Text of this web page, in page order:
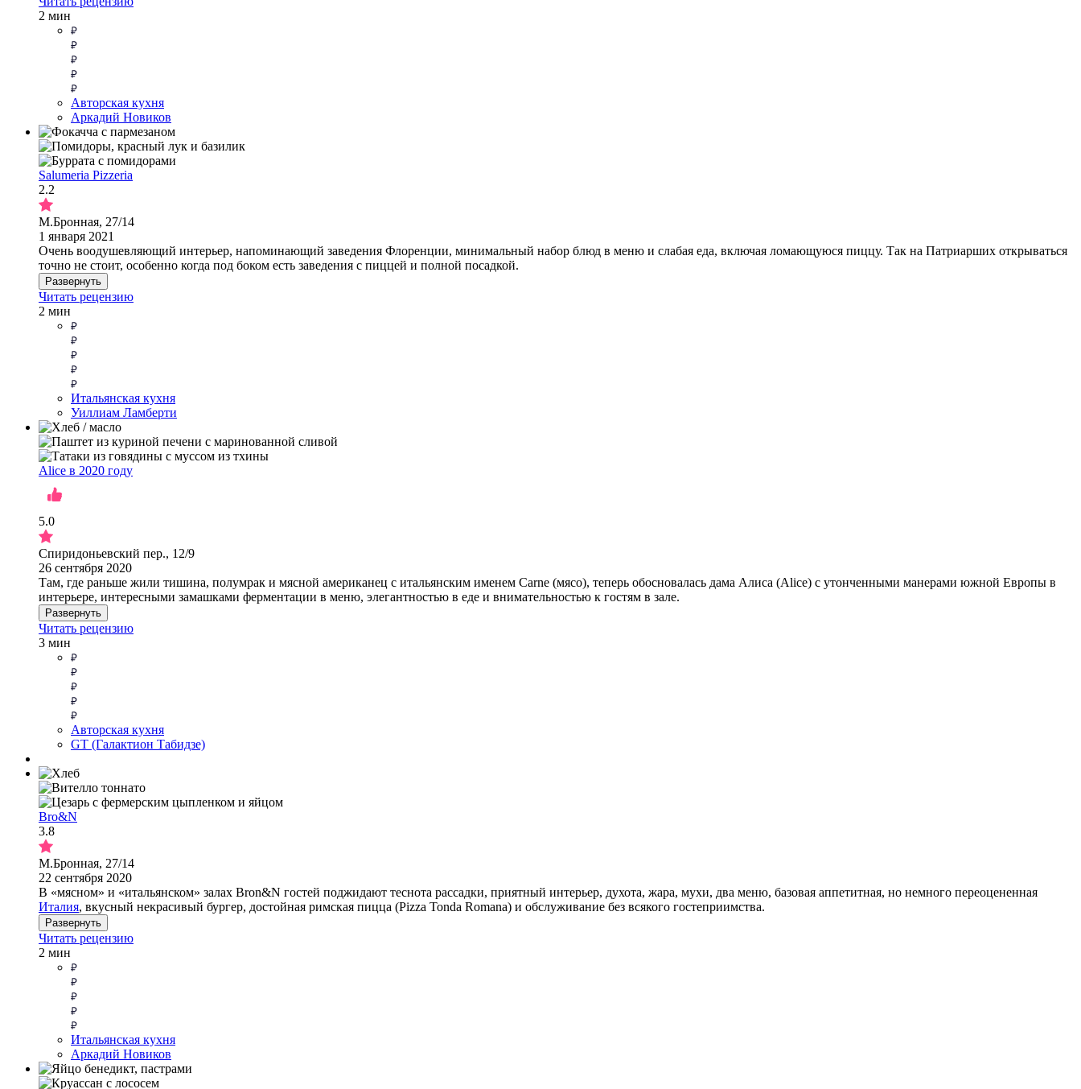
2 мин
Авторская кухня
Аркадий Новиков
Salumeria Pizzeria
2.2
М.Бронная, 27/14
1 января 2021
Очень воодушевляющий интерьер, напоминающий заведения Флоренции, минимальный набор блюд в меню и слабая еда, включая ломающуюся пиццу. Так на Патриарших открываться
точно не стоит, особенно когда под боком есть заведения с пиццей и полной посадкой.
Развернуть
Читать рецензию
2 мин
Итальянская кухня
Уиллиам Ламберти
Alice в 2020 году
5.0
Спиридоньевский пер., 12/9
26 сентября 2020
Там, где раньше жили тишина, полумрак и мясной американец с итальянским именем Carne (мясо), теперь обосновалась дама Алиса (Alice) с утонченными манерами южной Европы в
интерьере, интересными замашками ферментации в меню, элегантностью в еде и внимательностью к гостям в зале.
Развернуть
Читать рецензию
3 мин
Авторская кухня
GT (Галактион Табидзе)
Bro&N
3.8
М.Бронная, 27/14
22 сентября 2020
В «мясном» и «итальянском» залах Bron&N гостей поджидают теснота рассадки, приятный интерьер, духота, жара, мухи, два меню, базовая аппетитная, но немного переоцененная
Италия, вкусный некрасивый бургер, достойная римская пицца (Pizza Tonda Romana) и обслуживание без всякого гостеприимства.
Развернуть
Читать рецензию
2 мин
Итальянская кухня
Аркадий Новиков